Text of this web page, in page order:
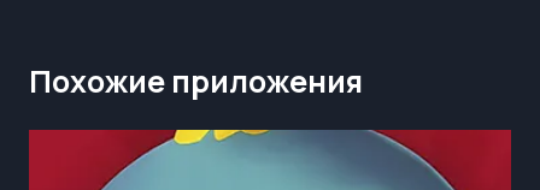
Похожие приложения